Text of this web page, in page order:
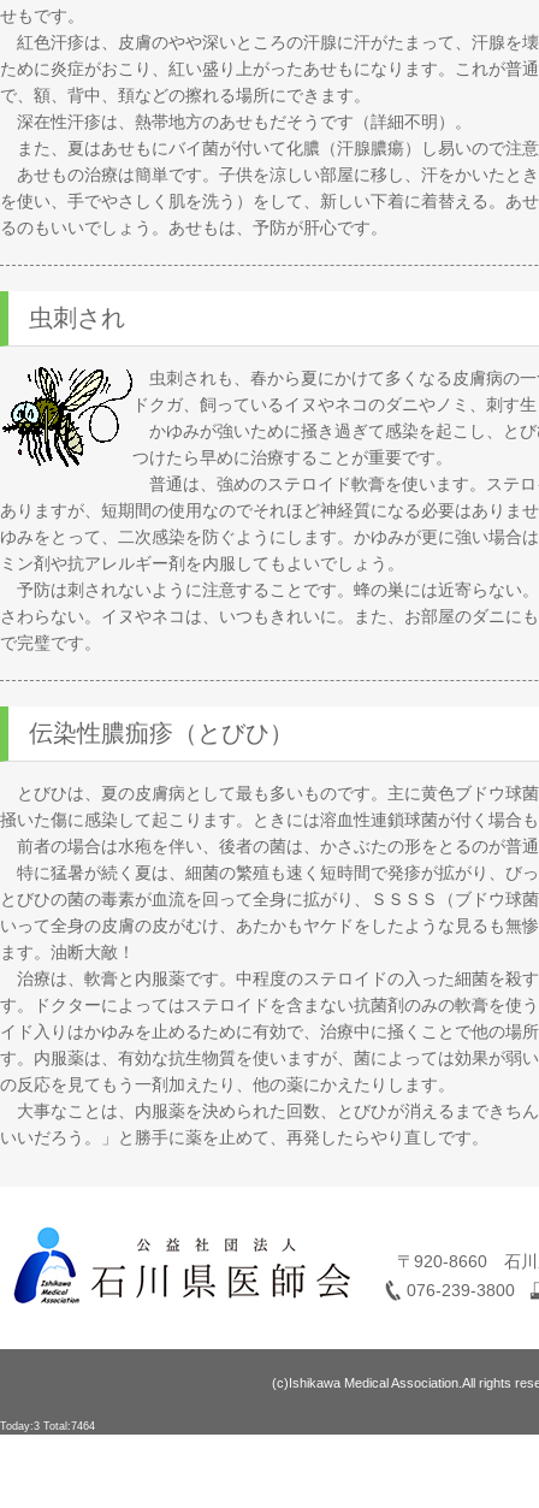
せもです。
紅色汗疹は、皮膚のやや深いところの汗腺に汗がたまって、汗腺を
ために炎症がおこり、紅い盛り上がったあせもになります。これが普
で、額、背中、頚などの擦れる場所にできます。
深在性汗疹は、熱帯地方のあせもだそうです（詳細不明）。
また、夏はあせもにバイ菌が付いて化膿（汗腺膿瘍）し易いので注
あせもの治療は簡単です。子供を涼しい部屋に移し、汗をかいたと
を使い、手でやさしく肌を洗う）をして、新しい下着に着替える。あ
るのもいいでしょう。あせもは、予防が肝心です。
虫刺され
虫刺されも、春から夏にかけて多くなる皮膚病の
ドクガ、飼っているイヌやネコのダニやノミ、刺す
かゆみが強いために掻き過ぎて感染を起こし、と
つけたら早めに治療することが重要です。
普通は、強めのステロイド軟膏を使います。ステ
ありますが、短期間の使用なのでそれほど神経質になる必要はありま
ゆみをとって、二次感染を防ぐようにします。かゆみが更に強い場合
ミン剤や抗アレルギー剤を内服してもよいでしょう。
予防は刺されないように注意することです。蜂の巣には近寄らない
さわらない。イヌやネコは、いつもきれいに。また、お部屋のダニに
で完璧です。
伝染性膿痂疹（とびひ）
とびひは、夏の皮膚病として最も多いものです。主に黄色ブドウ球
掻いた傷に感染して起こります。ときには溶血性連鎖球菌が付く場合
前者の場合は水疱を伴い、後者の菌は、かさぶたの形をとるのが普
特に猛暑が続く夏は、細菌の繁殖も速く短時間で発疹が拡がり、び
とびひの菌の毒素が血流を回って全身に拡がり、ＳＳＳＳ（ブドウ球
いって全身の皮膚の皮がむけ、あたかもヤケドをしたような見るも無
ます。油断大敵！
治療は、軟膏と内服薬です。中程度のステロイドの入った細菌を殺
す。ドクターによってはステロイドを含まない抗菌剤のみの軟膏を使
イド入りはかゆみを止めるために有効で、治療中に掻くことで他の場
す。内服薬は、有効な抗生物質を使いますが、菌によっては効果が弱
の反応を見てもう一剤加えたり、他の薬にかえたりします。
大事なことは、内服薬を決められた回数、とびひが消えるまできち
いいだろう。」と勝手に薬を止めて、再発したらやり直しです。
〒920-8660 石川
076-239-3800
(c)Ishikawa Medical Association.All rights
Today:3 Total:7464